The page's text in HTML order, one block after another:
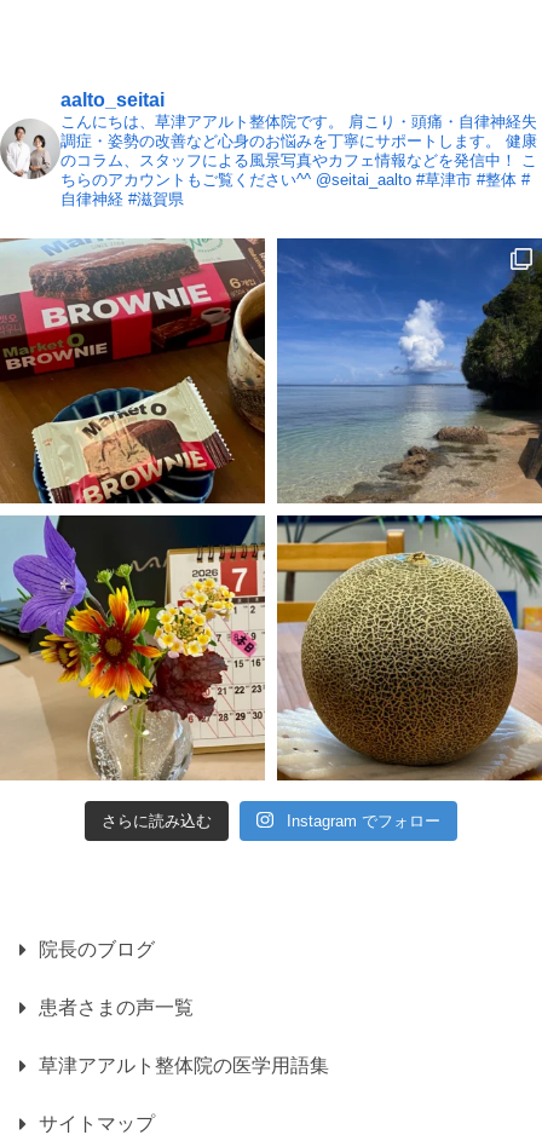
aalto_seitai
こんにちは、草津アアルト整体院です。
肩こり・頭痛・自律神経失
調症・姿勢の改善など心身のお悩みを丁寧にサポートします。
健康
のコラム、スタッフによる風景写真やカフェ情報などを発信中！
こ
ちらのアカウントもご覧ください^^ @seitai_aalto #草津市 #整体 #
自律神経 #滋賀県
さらに読み込む Instagram でフォロー
院長のブログ
患者さまの声一覧
草津アアルト整体院の医学用語集
サイトマップ